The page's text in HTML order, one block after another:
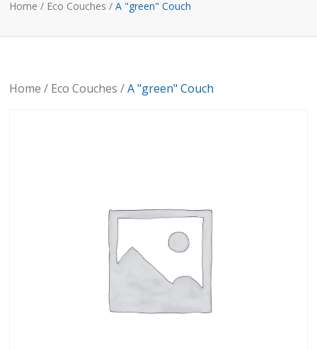
Home / Eco Couches /A "green" Couch
Home / Eco Couches /A "green" Couch